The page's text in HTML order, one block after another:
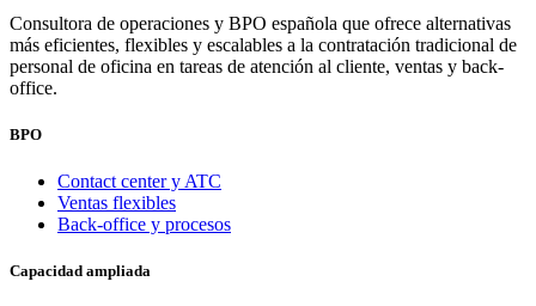
Consultora de operaciones y BPO española que ofrece alternativas
más eficientes, flexibles y escalables a la contratación tradicional de
personal de oficina en tareas de atención al cliente, ventas y back-
office.
BPO
Contact center y ATC
Ventas flexibles
Back-office y procesos
Capacidad ampliada